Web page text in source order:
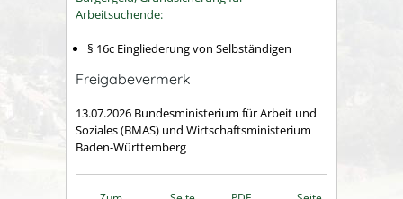
Arbeitsuchende:
§ 16c Eingliederung von Selbständigen
Freigabevermerk
13.07.2026 Bundesministerium für Arbeit und
Soziales (BMAS) und Wirtschaftsministerium
Baden-Württemberg